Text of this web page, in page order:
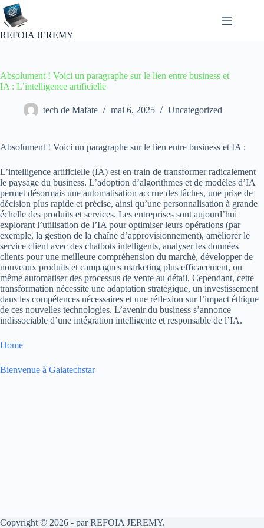
Passer
au
contenu
REFOIA JEREMY
Absolument ! Voici un paragraphe sur le lien entre business et
IA : L’intelligence artificielle
tech de Mafate mai 6, 2025 Uncategorized
Absolument ! Voici un paragraphe sur le lien entre business et IA :
L’intelligence artificielle (IA) est en train de transformer radicalement
le paysage du business. L’adoption d’algorithmes et de modèles d’IA
permet désormais une automatisation accrue des tâches, une prise de
décision plus rapide et précise, ainsi qu’une personnalisation à grande
échelle des produits et services. Les entreprises sont aujourd’hui
explorant l’utilisation de l’IA pour optimiser leurs opérations (par
exemple, la gestion de la chaîne d’approvisionnement), améliorer le
service client avec des chatbots intelligents, analyser les données
clients pour une meilleure compréhension du marché, développer de
nouveaux produits et campagnes marketing plus efficacement, ou
même automatiser des processus de vente au détail. Cependant, cette
transformation nécessite une adaptation stratégique, un investissement
dans les compétences nécessaires et une réflexion sur l’impact éthique
de ces nouvelles technologies. L’avenir du business s’annonce
indissociable d’une intégration intelligente et responsable de l’IA.
Home
Bienvenue à Gaiatechstar
Copyright © 2026 - par REFOIA JEREMY.